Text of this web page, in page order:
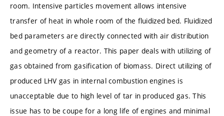
room. Intensive particles movement allows intensive
transfer of heat in whole room of the fluidized bed. Fluidized
bed parameters are directly connected with air distribution
and geometry of a reactor. This paper deals with utilizing of
gas obtained from gasification of biomass. Direct utilizing of
produced LHV gas in internal combustion engines is
unacceptable due to high level of tar in produced gas. This
issue has to be coupe for a long life of engines and minimal